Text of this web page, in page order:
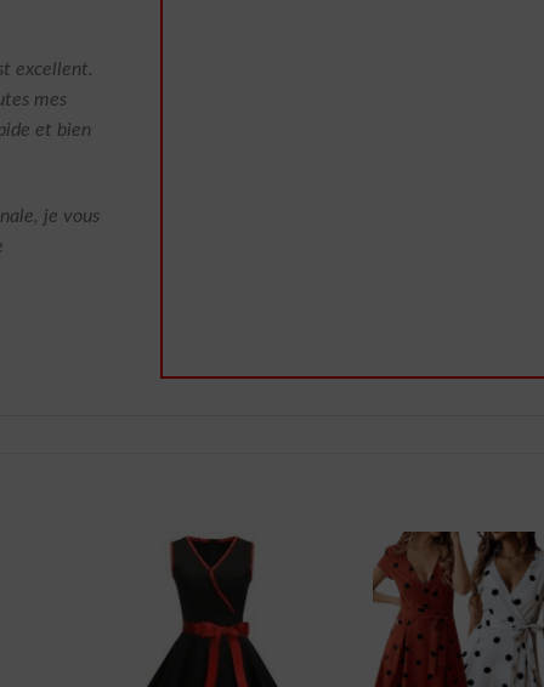
excellent.
mes
et bien
je vous